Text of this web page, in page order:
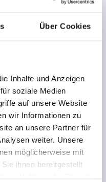
Über Cookies
Inhalte und Anzeigen
soziale Medien
auf unsere Website
wir Informationen zu
an unsere Partner für
weiter. Unsere
möglicherweise mit
ihnen bereitgestellt